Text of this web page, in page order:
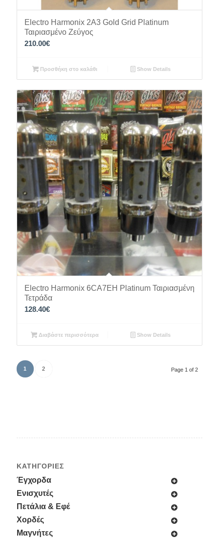
Electro Harmonix 2A3 Gold Grid Platinum
Ταιριασμένο Ζεύγος
210.00€
Προσθήκη στο καλάθι Show Details
Electro Harmonix 6CA7EH Platinum Ταιριασμένη
Τετράδα
128.40€
Διαβάστε περισσότερα Show Details
Page 1 of 2
1 2
ΚΑΤΗΓΟΡΊΕΣ
Έγχορδα
Ενισχυτές
Πετάλια & Εφέ
Χορδές
Μαγνήτες